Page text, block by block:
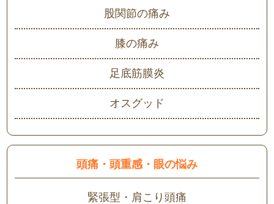
股関節の痛み
膝の痛み
足底筋膜炎
オスグッド
頭痛・頭重感・眼の悩み
緊張型・肩こり頭痛